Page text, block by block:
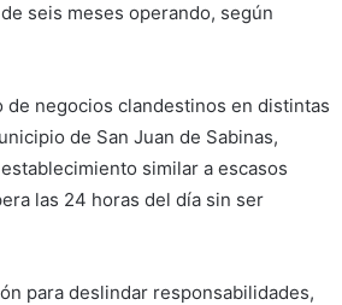
seis meses operando, según
de negocios clandestinos en distintas
de San Juan de Sabinas,
similar a escasos
las 24 horas del día sin ser
para deslindar responsabilidades,